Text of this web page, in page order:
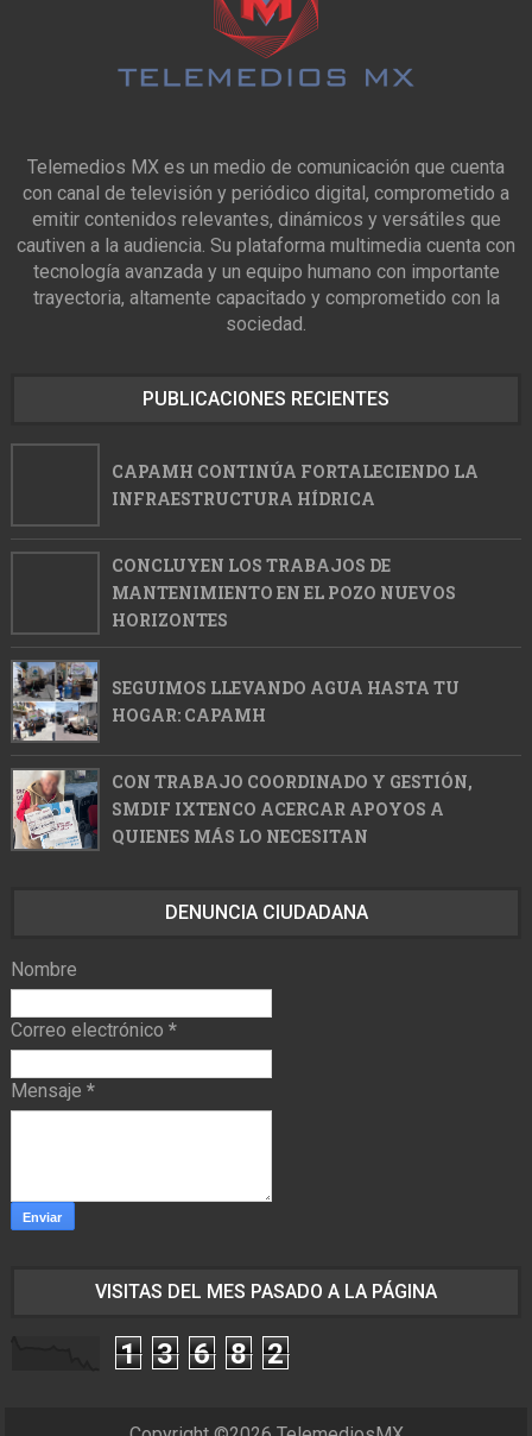
Telemedios MX es un medio de comunicación que cuenta
con canal de televisión y periódico digital, comprometido a
emitir contenidos relevantes, dinámicos y versátiles que
cautiven a la audiencia. Su plataforma multimedia cuenta con
tecnología avanzada y un equipo humano con importante
trayectoria, altamente capacitado y comprometido con la
sociedad.
PUBLICACIONES RECIENTES
CAPAMH CONTINÚA FORTALECIENDO LA
INFRAESTRUCTURA HÍDRICA
CONCLUYEN LOS TRABAJOS DE
MANTENIMIENTO EN EL POZO NUEVOS
HORIZONTES
SEGUIMOS LLEVANDO AGUA HASTA TU
HOGAR: CAPAMH
CON TRABAJO COORDINADO Y GESTIÓN,
SMDIF IXTENCO ACERCAR APOYOS A
QUIENES MÁS LO NECESITAN
DENUNCIA CIUDADANA
Nombre
Correo electrónico *
Mensaje *
VISITAS DEL MES PASADO A LA PÁGINA
1 3 6 8 2